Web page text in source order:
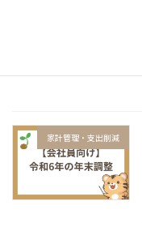
家計管理・支出削減